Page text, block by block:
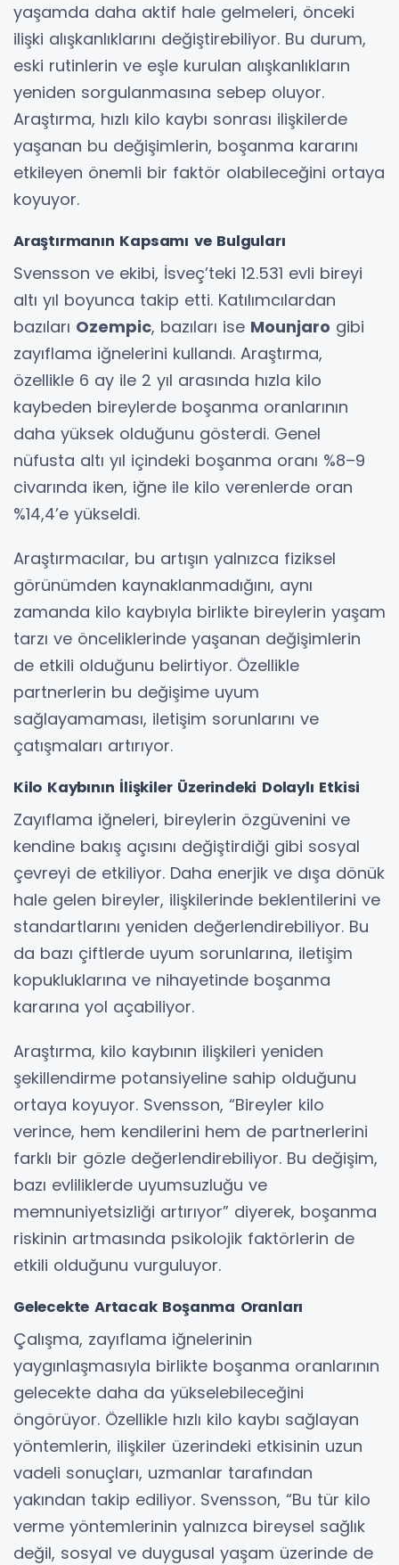
yaşamda daha aktif hale gelmeleri, önceki
ilişki alışkanlıklarını değiştirebiliyor. Bu durum,
eski rutinlerin ve eşle kurulan alışkanlıkların
yeniden sorgulanmasına sebep oluyor.
Araştırma, hızlı kilo kaybı sonrası ilişkilerde
yaşanan bu değişimlerin, boşanma kararını
etkileyen önemli bir faktör olabileceğini ortaya
koyuyor.
Araştırmanın Kapsamı ve Bulguları
Svensson ve ekibi, İsveç’teki 12.531 evli bireyi
altı yıl boyunca takip etti. Katılımcılardan
bazıları Ozempic, bazıları ise Mounjaro gibi
zayıflama iğnelerini kullandı. Araştırma,
özellikle 6 ay ile 2 yıl arasında hızla kilo
kaybeden bireylerde boşanma oranlarının
daha yüksek olduğunu gösterdi. Genel
nüfusta altı yıl içindeki boşanma oranı %8–9
civarında iken, iğne ile kilo verenlerde oran
%14,4’e yükseldi.
Araştırmacılar, bu artışın yalnızca fiziksel
görünümden kaynaklanmadığını, aynı
zamanda kilo kaybıyla birlikte bireylerin yaşam
tarzı ve önceliklerinde yaşanan değişimlerin
de etkili olduğunu belirtiyor. Özellikle
partnerlerin bu değişime uyum
sağlayamaması, iletişim sorunlarını ve
çatışmaları artırıyor.
Kilo Kaybının İlişkiler Üzerindeki Dolaylı Etkisi
Zayıflama iğneleri, bireylerin özgüvenini ve
kendine bakış açısını değiştirdiği gibi sosyal
çevreyi de etkiliyor. Daha enerjik ve dışa dönük
hale gelen bireyler, ilişkilerinde beklentilerini ve
standartlarını yeniden değerlendirebiliyor. Bu
da bazı çiftlerde uyum sorunlarına, iletişim
kopukluklarına ve nihayetinde boşanma
kararına yol açabiliyor.
Araştırma, kilo kaybının ilişkileri yeniden
şekillendirme potansiyeline sahip olduğunu
ortaya koyuyor. Svensson, “Bireyler kilo
verince, hem kendilerini hem de partnerlerini
farklı bir gözle değerlendirebiliyor. Bu değişim,
bazı evliliklerde uyumsuzluğu ve
memnuniyetsizliği artırıyor” diyerek, boşanma
riskinin artmasında psikolojik faktörlerin de
etkili olduğunu vurguluyor.
Gelecekte Artacak Boşanma Oranları
Çalışma, zayıflama iğnelerinin
yaygınlaşmasıyla birlikte boşanma oranlarının
gelecekte daha da yükselebileceğini
öngörüyor. Özellikle hızlı kilo kaybı sağlayan
yöntemlerin, ilişkiler üzerindeki etkisinin uzun
vadeli sonuçları, uzmanlar tarafından
yakından takip ediliyor. Svensson, “Bu tür kilo
verme yöntemlerinin yalnızca bireysel sağlık
değil, sosyal ve duygusal yaşam üzerinde de